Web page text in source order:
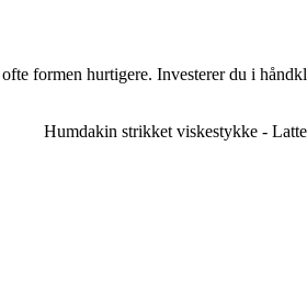
formen hurtigere. Investerer du i
Humdakin strikket viskestykke - Latte